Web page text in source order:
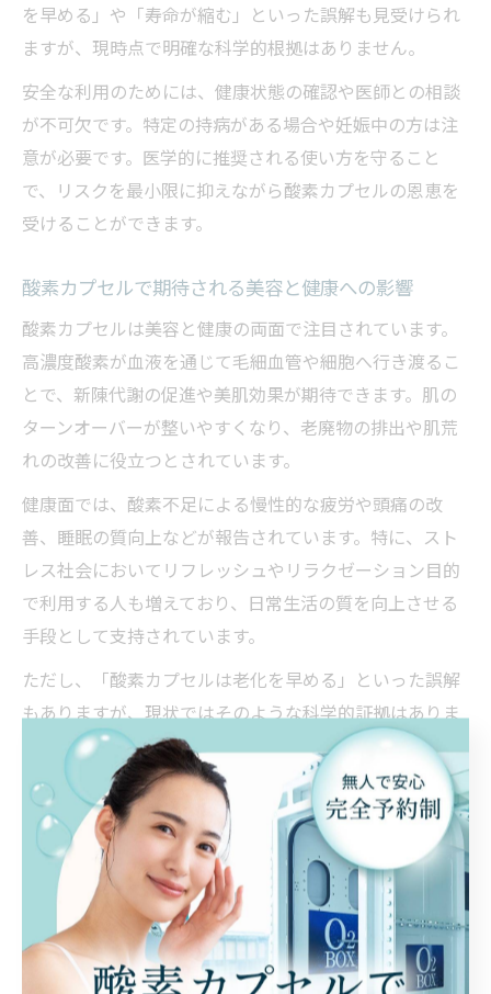
を早める」や「寿命が縮む」といった誤解も見受けられ
ますが、現時点で明確な科学的根拠はありません。
安全な利用のためには、健康状態の確認や医師との相談
が不可欠です。特定の持病がある場合や妊娠中の方は注
意が必要です。医学的に推奨される使い方を守ること
で、リスクを最小限に抑えながら酸素カプセルの恩恵を
受けることができます。
酸素カプセルで期待される美容と健康への影響
酸素カプセルは美容と健康の両面で注目されています。
高濃度酸素が血液を通じて毛細血管や細胞へ行き渡るこ
とで、新陳代謝の促進や美肌効果が期待できます。肌の
ターンオーバーが整いやすくなり、老廃物の排出や肌荒
れの改善に役立つとされています。
健康面では、酸素不足による慢性的な疲労や頭痛の改
善、睡眠の質向上などが報告されています。特に、スト
レス社会においてリフレッシュやリラクゼーション目的
で利用する人も増えており、日常生活の質を向上させる
手段として支持されています。
ただし、「酸素カプセルは老化を早める」といった誤解
もありますが、現状ではそのような科学的証拠はありま
せん。利用時は無理なく自分の体調に合わせて行い、持
病のある方や妊娠中の方は専門家に相談することが推奨
されます。正しい知識で安全に美容・健康効果を実感し
ましょう。
酸素カプセルの効果的な入り方とポイント紹介
酸素カプセルの効果を最大限に引き出すためには、正し
い入り方やポイントを押さえることが重要です。まず、